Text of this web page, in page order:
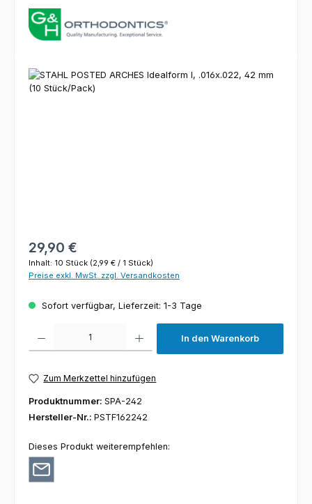
Bildergalerie überspringen
Regulärer Preis:
29,90 €
Inhalt: 10 Stück (2,99 € / 1 Stück)
Preise exkl. MwSt. zzgl. Versandkosten
Sofort verfügbar, Lieferzeit: 1-3 Tage
In den Warenkorb
Zum Merkzettel hinzufügen
Produktnummer: SPA-242
Hersteller-Nr.: PSTF162242
Dieses Produkt weiterempfehlen: